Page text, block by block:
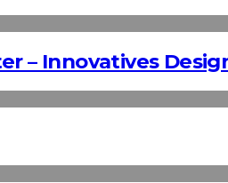
– Innovatives